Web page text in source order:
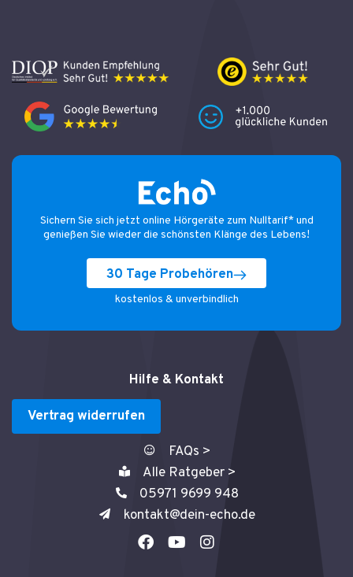
Sichern Sie sich jetzt online Hörgeräte zum Nulltarif* und
genießen Sie wieder die schönsten Klänge des Lebens!
30 Tage Probehören
kostenlos & unverbindlich
Hilfe & Kontakt
Vertrag widerrufen
FAQs >
Alle Ratgeber >
05971 9699 948
kontakt@dein-echo.de
F Y I